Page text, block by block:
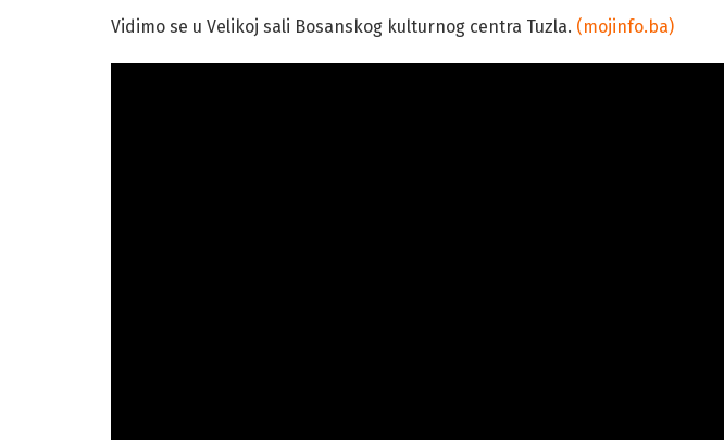
Vidimo se u Velikoj sali Bosanskog kulturnog centra Tuzla. (mojinfo.ba)